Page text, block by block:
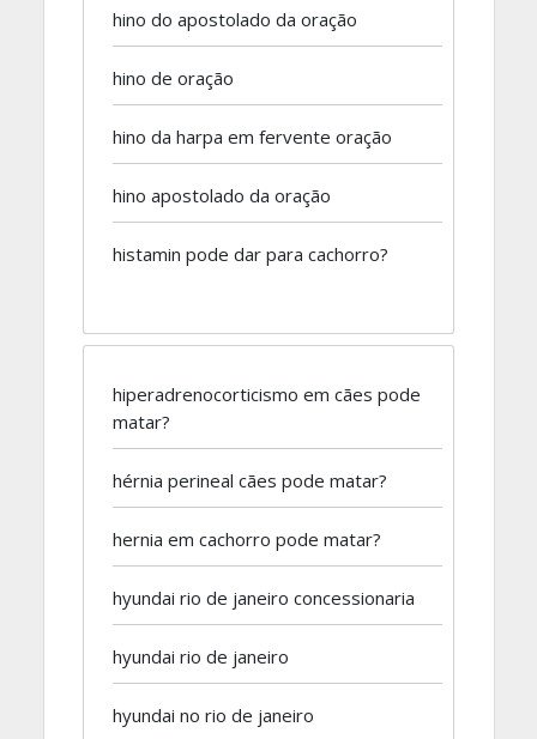
hino do apostolado da oração
hino de oração
hino da harpa em fervente oração
hino apostolado da oração
histamin pode dar para cachorro?
hiperadrenocorticismo em cães pode
matar?
hérnia perineal cães pode matar?
hernia em cachorro pode matar?
hyundai rio de janeiro concessionaria
hyundai rio de janeiro
hyundai no rio de janeiro